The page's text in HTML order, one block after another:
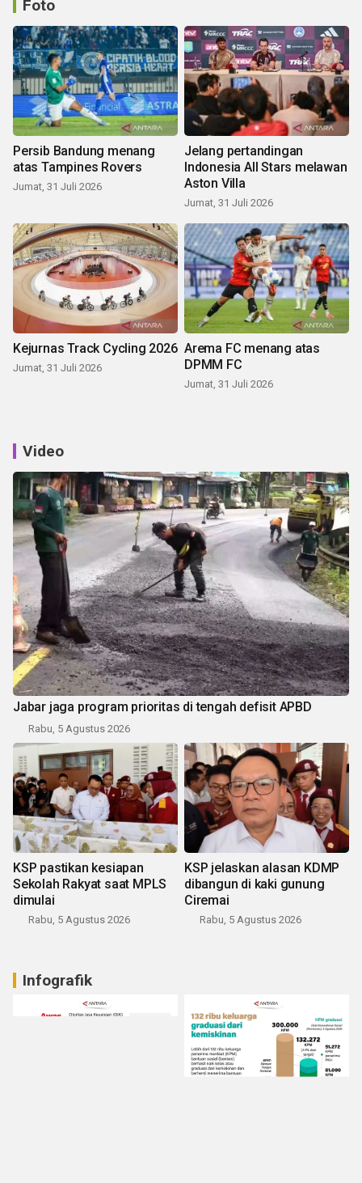
Foto
Persib Bandung menang
atas Tampines Rovers
Jumat, 31 Juli 2026
Jelang pertandingan
Indonesia All Stars melawan
Aston Villa
Jumat, 31 Juli 2026
Kejurnas Track Cycling 2026
Jumat, 31 Juli 2026
Arema FC menang atas
DPMM FC
Jumat, 31 Juli 2026
Video
Jabar jaga program prioritas di tengah defisit APBD
Rabu, 5 Agustus 2026
KSP pastikan kesiapan
Sekolah Rakyat saat MPLS
dimulai
Rabu, 5 Agustus 2026
KSP jelaskan alasan KDMP
dibangun di kaki gunung
Ciremai
Rabu, 5 Agustus 2026
Infografik